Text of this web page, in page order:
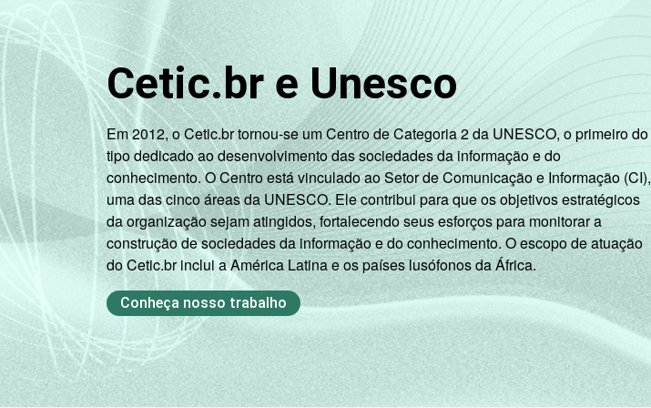
Mais de 5 SM até 10 SM
Mais de 10 SM
Não tem renda
Não sabe
Não respondeu
Classe social A
B
C
Cetic.br e Unesco
Em 2012, o Cetic.br tornou-se um Centro de Categoria 2 da UNESCO, o primeiro do
tipo dedicado ao desenvolvimento das sociedades da informação e do
conhecimento. O Centro está vinculado ao Setor de Comunicação e Informação (CI),
uma das cinco áreas da UNESCO. Ele contribui para que os objetivos estratégicos
da organização sejam atingidos, fortalecendo seus esforços para monitorar a
construção de sociedades da informação e do conhecimento. O escopo de atuação
do Cetic.br inclui a América Latina e os países lusófonos da África.
Conheça nosso trabalho